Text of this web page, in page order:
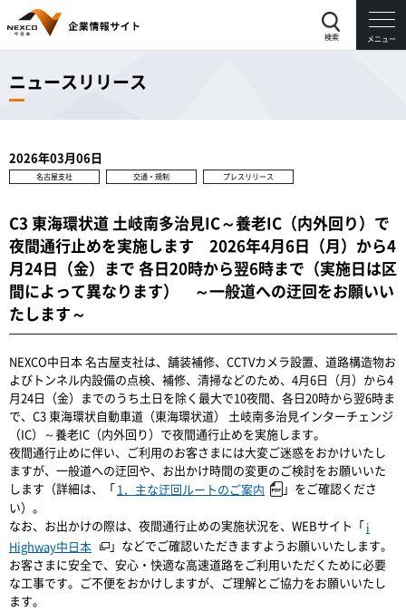
検索 メニュー
ニュースリリース
2026年03月06日
名古屋支社 交通・規制 プレスリリース
C3 東海環状道 土岐南多治見IC～養老IC（内外回り）で
夜間通行止めを実施します 2026年4月6日（月）から4
月24日（金）まで 各日20時から翌6時まで（実施日は区
間によって異なります） ～一般道への迂回をお願いい
たします～
NEXCO中日本 名古屋支社は、舗装補修、CCTVカメラ設置、道路構造物お
よびトンネル内設備の点検、補修、清掃などのため、4月6日（月）から4
月24日（金）までのうち土日を除く最大で10夜間、各日20時から翌6時ま
で、C3 東海環状自動車道（東海環状道） 土岐南多治見インターチェンジ
（IC）～養老IC（内外回り）で夜間通行止めを実施します。
夜間通行止めに伴い、ご利用のお客さまには大変ご迷惑をおかけいたし
ますが、一般道への迂回や、お出かけ時間の変更のご検討をお願いいた
します（詳細は、「1．主な迂回ルートのご案内
」をご確認くださ
い）。
なお、お出かけの際は、夜間通行止めの実施状況を、WEBサイト「i
Highway中日本
」などでご確認いただきますようお願いいたします。
お客さまに安全で、安心・快適な高速道路をご利用いただくために必要
な工事です。ご不便をおかけしますが、ご理解とご協力をお願いいたし
ます。